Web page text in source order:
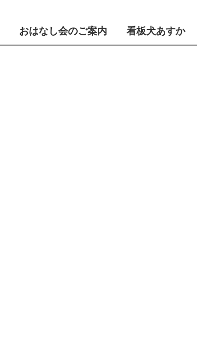
おはなし会のご案内 看板犬あすか